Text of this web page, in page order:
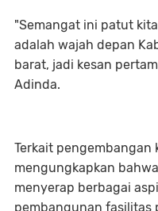
"Semangat ini patut
adalah wajah depan
barat, jadi kesan
Adinda.
Terkait pengembangan
mengungkapkan
menyerap berbagai
pembangunan fasilitas